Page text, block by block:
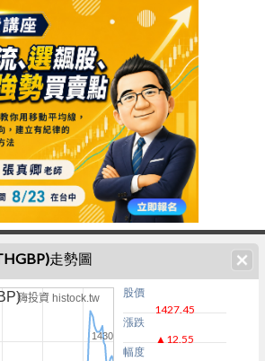
走勢圖
嗨投資 histock.tw
1430
股價
1427.45
漲跌
▲12.55
幅度